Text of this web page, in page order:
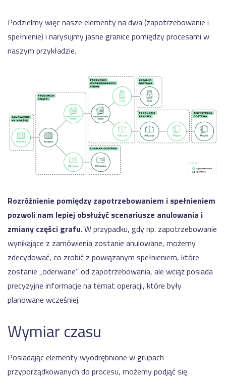
Podzielmy więc nasze elementy na dwa (zapotrzebowanie i
spełnienie) i narysujmy jasne granice pomiędzy procesami w
naszym przykładzie.
Rozróżnienie pomiędzy zapotrzebowaniem i spełnieniem
pozwoli nam lepiej obsłużyć scenariusze anulowania i
zmiany części grafu. W przypadku, gdy np. zapotrzebowanie
wynikające z zamówienia zostanie anulowane, możemy
zdecydować, co zrobić z powiązanym spełnieniem, które
zostanie „oderwane” od zapotrzebowania, ale wciąż posiada
precyzyjne informacje na temat operacji, które były
planowane wcześniej.
Wymiar czasu
Posiadając elementy wyodrębnione w grupach
przyporządkowanych do procesu, możemy podjąć się